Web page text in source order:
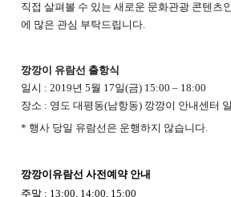
직접 살펴볼 수 있는 새로운 문화관광 콘텐츠
에 많은 관심 부탁드립니다.
깡깡이 유람선 출항식
일시 : 2019년 5월 17일(금) 15:00 – 18:00
장소 : 영도 대평동(남항동) 깡깡이 안내센터
* 행사 당일 유람선은 운행하지 않습니다.
깡깡이유람선 사전예약 안내
주말 : 13:00, 14:00, 15:00